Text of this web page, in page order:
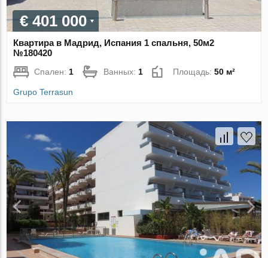
€ 401 000
Квартира в Мадрид, Испания 1 спальня, 50м2
№180420
Спален:1 Ванных:1 Площадь:50 м²
Grupo Terrasun